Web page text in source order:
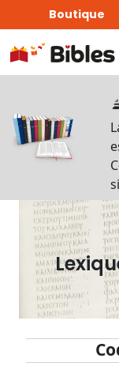
Boutique
Recherche
Rechercher
par
lettre
Rechercher
par
mot
français